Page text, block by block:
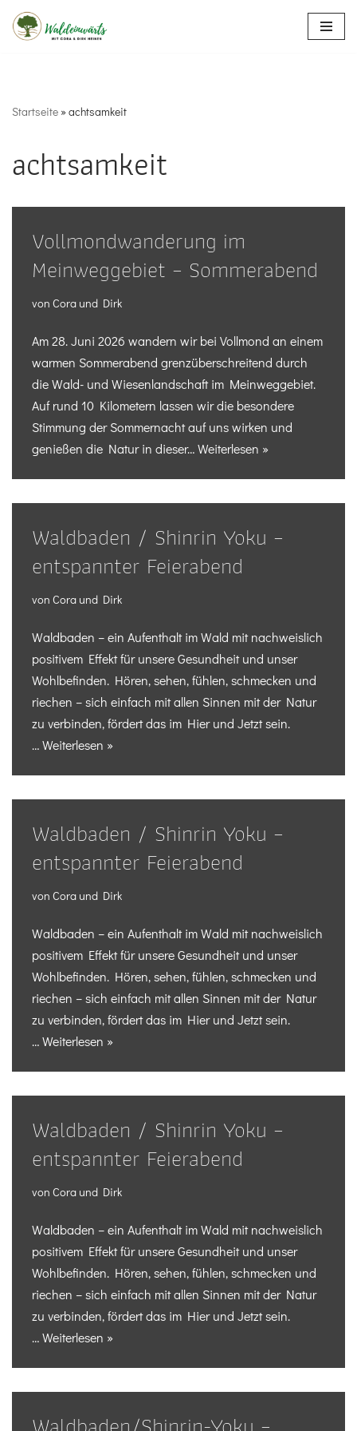
Zum
Startseite »achtsamkeit
achtsamkeit
Vollmondwanderung im
Meinweggebiet – Sommerabend
von Cora und Dirk
Am 28. Juni 2026 wandern wir bei Vollmond an einem
warmen Sommerabend grenzüberschreitend durch
die Wald- und Wiesenlandschaft im Meinweggebiet.
Auf rund 10 Kilometern lassen wir die besondere
Stimmung der Sommernacht auf uns wirken und
genießen die Natur in dieser…Weiterlesen »
Waldbaden / Shinrin Yoku –
entspannter Feierabend
von Cora und Dirk
Waldbaden – ein Aufenthalt im Wald mit nachweislich
positivem Effekt für unsere Gesundheit und unser
Wohlbefinden. Hören, sehen, fühlen, schmecken und
riechen – sich einfach mit allen Sinnen mit der Natur
zu verbinden, fördert das im Hier und Jetzt sein.
…Weiterlesen »
Waldbaden / Shinrin Yoku –
entspannter Feierabend
von Cora und Dirk
Waldbaden – ein Aufenthalt im Wald mit nachweislich
positivem Effekt für unsere Gesundheit und unser
Wohlbefinden. Hören, sehen, fühlen, schmecken und
riechen – sich einfach mit allen Sinnen mit der Natur
zu verbinden, fördert das im Hier und Jetzt sein.
…Weiterlesen »
Waldbaden / Shinrin Yoku –
entspannter Feierabend
von Cora und Dirk
Waldbaden – ein Aufenthalt im Wald mit nachweislich
positivem Effekt für unsere Gesundheit und unser
Wohlbefinden. Hören, sehen, fühlen, schmecken und
riechen – sich einfach mit allen Sinnen mit der Natur
zu verbinden, fördert das im Hier und Jetzt sein.
…Weiterlesen »